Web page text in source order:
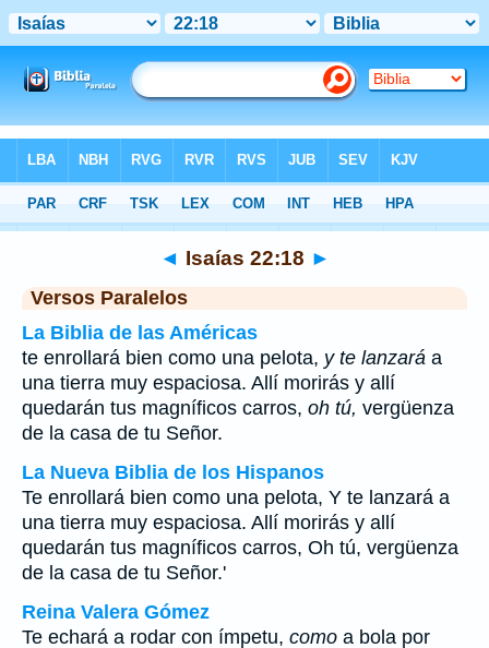
>Isaías > Capítulo 22> Verso 18
◄ Isaías 22:18 ►
Versos Paralelos
La Biblia de las Américas
te enrollará bien como una pelota, y te lanzará a
una tierra muy espaciosa. Allí morirás y allí
quedarán tus magníficos carros, oh tú, vergüenza
de la casa de tu Señor.
La Nueva Biblia de los Hispanos
Te enrollará bien como una pelota, Y te lanzará a
una tierra muy espaciosa. Allí morirás y allí
quedarán tus magníficos carros, Oh tú, vergüenza
de la casa de tu Señor.'
Reina Valera Gómez
Te echará a rodar con ímpetu, como a bola por